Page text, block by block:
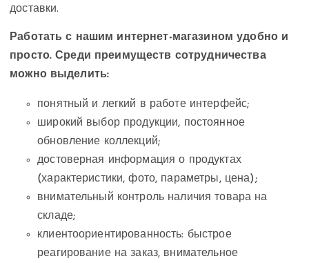
доставки.
Работать с нашим интернет-магазином удобно и
просто. Среди преимуществ сотрудничества
можно выделить:
понятный и легкий в работе интерфейс;
широкий выбор продукции, постоянное
обновление коллекций;
достоверная информация о продуктах
(характеристики, фото, параметры, цена);
внимательный контроль наличия товара на
складе;
клиентоориентированность: быстрое
реагирование на заказ, внимательное